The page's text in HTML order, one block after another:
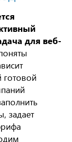
для веб-
готовой
задает